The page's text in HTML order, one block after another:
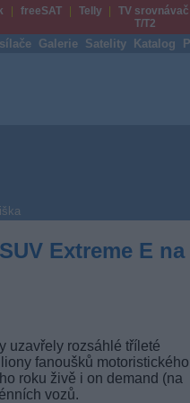
freeSAT Telly
TV srovnávač
T/T2
Galerie Satelity Katalog
Extreme E na
uzavřely rozsáhlé tříleté
fanoušků motoristického
roku živě i on demand (na
vozů.